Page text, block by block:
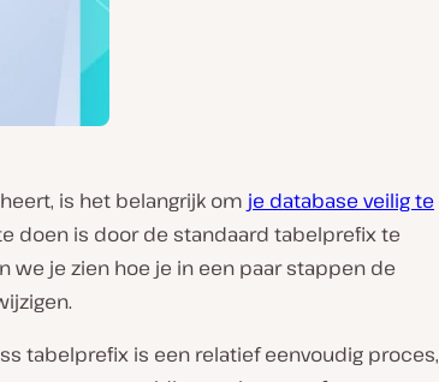
is het belangrijk om je database veilig te
doen is door de standaard tabelprefix te
we je zien hoe je in een paar stappen de
tabelprefix is een relatief eenvoudig proces,